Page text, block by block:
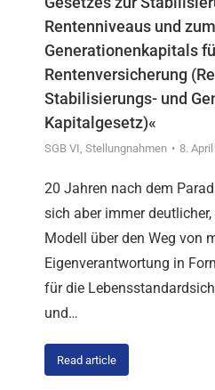
Rentenniveaus und
Generationenkapitals
Rentenversicherung
Stabilisierungs- und
Kapitalgesetz)«
SGB VI, Stellungnahmen 8.
20 Jahren nach dem
sich aber immer
Modell über den Weg von
Eigenverantwortung in
für die
und…
Read article